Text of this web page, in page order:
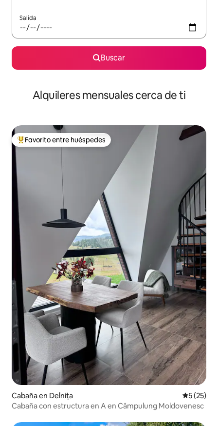
Salida
Buscar
Alquileres mensuales cerca de ti
Favorito entre huéspedes preferido
Favorito entre huéspedes
Cabaña en Delnița
5 (25)
Cabaña con estructura en A en Câmpulung Moldovenesc